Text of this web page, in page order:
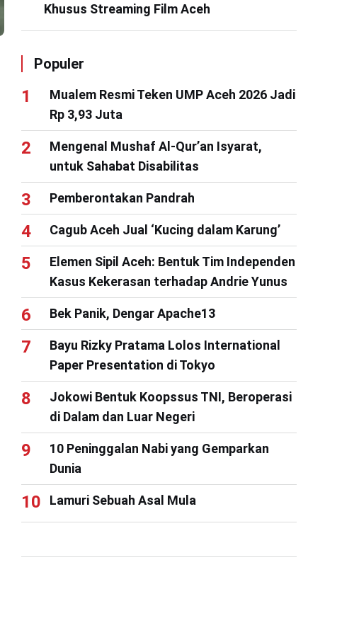
Khusus Streaming Film Aceh
Populer
Mualem Resmi Teken UMP Aceh 2026 Jadi
Rp 3,93 Juta
Mengenal Mushaf Al-Qur’an Isyarat,
untuk Sahabat Disabilitas
Pemberontakan Pandrah
Cagub Aceh Jual ‘Kucing dalam Karung’
Elemen Sipil Aceh: Bentuk Tim Independen
Kasus Kekerasan terhadap Andrie Yunus
Bek Panik, Dengar Apache13
Bayu Rizky Pratama Lolos International
Paper Presentation di Tokyo
Jokowi Bentuk Koopssus TNI, Beroperasi
di Dalam dan Luar Negeri
10 Peninggalan Nabi yang Gemparkan
Dunia
Lamuri Sebuah Asal Mula